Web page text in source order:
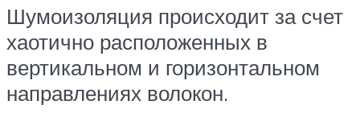
Шумоизоляция происходит за счет
хаотично расположенных в
вертикальном и горизонтальном
направлениях волокон.